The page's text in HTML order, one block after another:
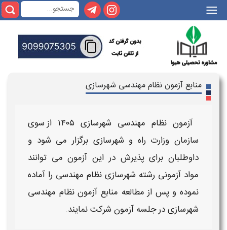
|||
منابع آزمون نظام مهندسی شهرسازی
آزمون نظام مهندسی شهرسازی ۱۴۰۵
از سوی
سازمان وزارت راه و شهرسازی برگزار می شود و
داوطلبان برای پذیرش در این آزمون می توانند
مواد آزمونی رشته شهرسازی نظام مهندسی را آماده
نموده و پس از مطالعه منابع آزمون نظام مهندسی
شهرسازیدر جلسه آزمون شرکت نمایند.